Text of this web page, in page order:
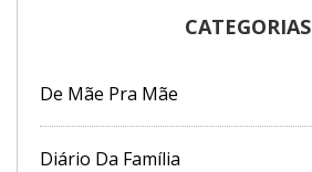
CATEGORIAS
De Mãe Pra Mãe
Diário Da Família